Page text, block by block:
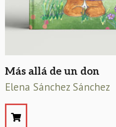
Más allá de un don
Elena Sánchez Sánchez